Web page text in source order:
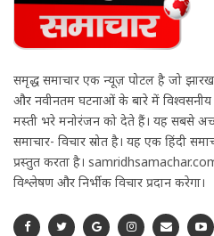
समृद्ध समाचार एक न्यूज़ पोर्टल है जो
और नवीनतम घटनाओं के बारे में विश्वसनीय
मस्ती भरे मनोरंजन को देते हैं। यह सबसे
समाचार- विचार स्रोत है। यह एक हिंदी
प्रस्तुत करता है।
विश्लेषण और निर्भीक विचार प्रदान करेगा।